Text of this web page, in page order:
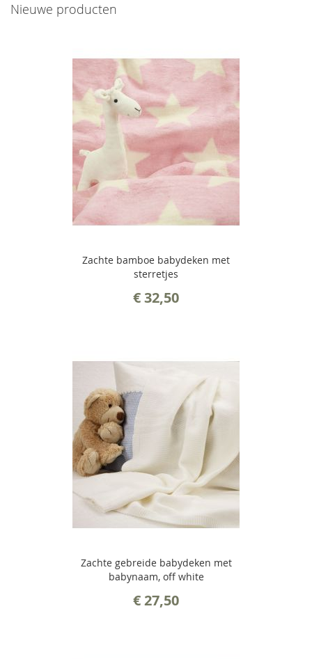
Nieuwe producten
Zachte bamboe babydeken met
sterretjes
€ 32,50
Zachte gebreide babydeken met
babynaam, off white
€ 27,50